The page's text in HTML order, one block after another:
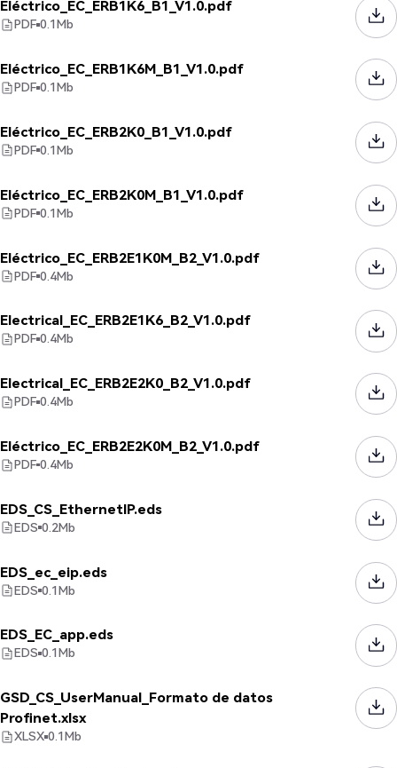
Eléctrico_EC_ERB1K6_B1_V1.0.pdf
PDF 0.1Mb
Eléctrico_EC_ERB1K6M_B1_V1.0.pdf
PDF 0.1Mb
Eléctrico_EC_ERB2K0_B1_V1.0.pdf
PDF 0.1Mb
Eléctrico_EC_ERB2K0M_B1_V1.0.pdf
PDF 0.1Mb
Eléctrico_EC_ERB2E1K0M_B2_V1.0.pdf
PDF 0.4Mb
Electrical_EC_ERB2E1K6_B2_V1.0.pdf
PDF 0.4Mb
Electrical_EC_ERB2E2K0_B2_V1.0.pdf
PDF 0.4Mb
Eléctrico_EC_ERB2E2K0M_B2_V1.0.pdf
PDF 0.4Mb
EDS_CS_EthernetIP.eds
EDS 0.2Mb
EDS_ec_eip.eds
EDS 0.1Mb
EDS_EC_app.eds
EDS 0.1Mb
GSD_CS_UserManual_Formato de datos
Profinet.xlsx
XLSX 0.1Mb